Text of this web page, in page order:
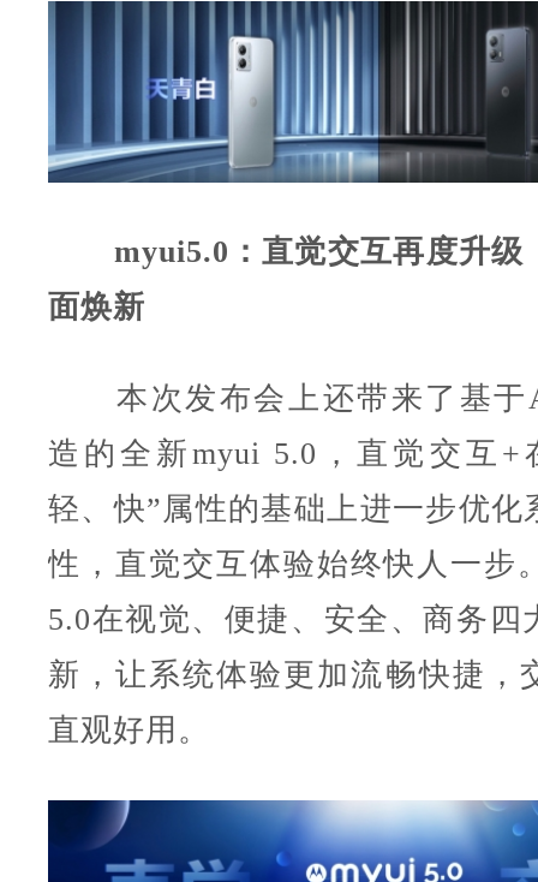
myui5.0：直觉交互再度升级
面焕新
本次发布会上还带来了基于
造的全新myui 5.0，直觉交互+
轻、快”属性的基础上进一步优化
性，直觉交互体验始终快人一步
5.0在视觉、便捷、安全、商务四
新，让系统体验更加流畅快捷，
直观好用。